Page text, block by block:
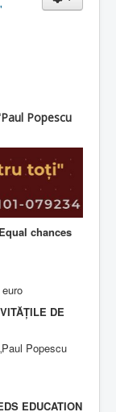
Popescu
chances
DE
Popescu
EDUCATION